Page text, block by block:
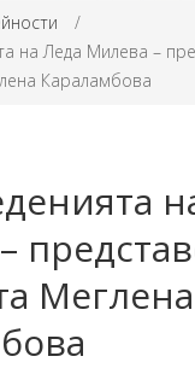
Седмично
/
на Леда Милева –
Караламбова
Меглена